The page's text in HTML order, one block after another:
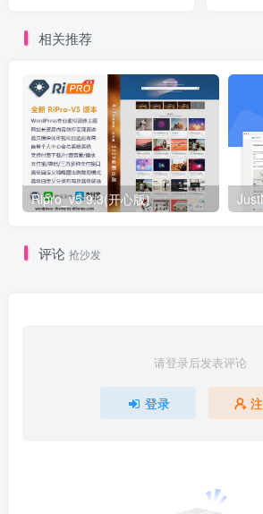
相关推荐
Ripro_v5 9.3(开心版)
评论 抢沙发
请登录后发表评论
登录